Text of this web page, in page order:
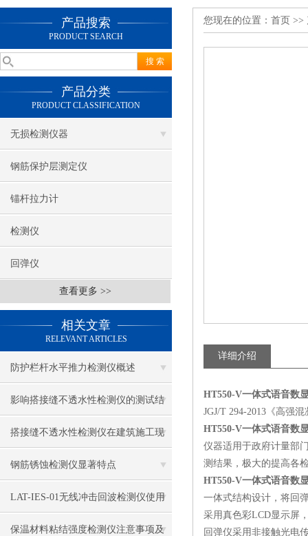
产品搜索
PRODUCT SEARCH
产品分类
PRODUCT CLASSIFICATION
无损检测仪器
钢筋保护层测定仪
锚杆拉力计
检测仪
回弹仪
查看更多 >>
相关文章
RELEVANT ARTICLES
防护栏杆水平推力检测仪概述
影响搭接缝不透水性检测仪的测试结
果的因素有哪些？
搭接缝不透水性检测仪在建筑施工现
场中的应用
钢筋锈蚀检测仪显著特点
LAT-IES-01无线冲击回波检测仪使用
操作方法
保温材料粘结强度检测仪注意事项及
您现在的位置： 首页 >>
详细介绍
HT550-V一体式语音数
JGJ/T 294-2013《高强
HT550-V一体式语音数
仪器适用于政府计量部
测结果，极大的提高各
HT550-V一体式语音数
一体式结构设计，将回
采用真色彩LCD显示屏
回弹仪采用非接触光电